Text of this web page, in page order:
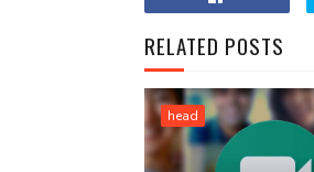
RELATED POSTS
head